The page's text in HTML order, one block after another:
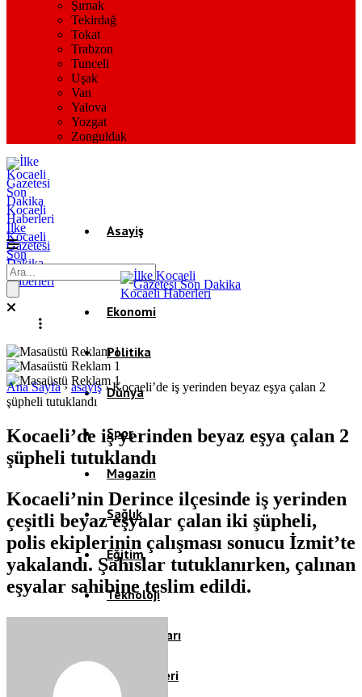
Şırnak
Tekirdağ
Tokat
Trabzon
Tunceli
Uşak
Van
Yalova
Yozgat
Zonguldak
İlke
Kocaeli
Gazetesi
Son
Dakika
Kocaeli
Haberleri
Asayiş
Gündem
Ekonomi
Politika
Dünya
Spor
Magazin
Sağlık
Eğitim
Teknoloji
Köşe Yazıları
Video Galeri
Ana Sayfa› asayiş›Kocaeli’de iş yerinden beyaz eşya çalan 2
şüpheli tutuklandı
Kocaeli’de iş yerinden beyaz eşya çalan 2
şüpheli tutuklandı
Kocaeli’nin Derince ilçesinde iş yerinden
çeşitli beyaz eşyalar çalan iki şüpheli,
polis ekiplerinin çalışması sonucu İzmit’te
yakalandı. Şahıslar tutuklanırken, çalınan
eşyalar sahibine teslim edildi.